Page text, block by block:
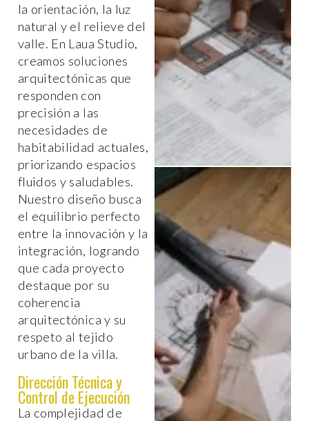
la orientación, la luz
natural y el relieve del
valle. En Laua Studio,
creamos soluciones
arquitectónicas que
responden con
precisión a las
necesidades de
habitabilidad actuales,
priorizando espacios
fluidos y saludables.
Nuestro diseño busca
el equilibrio perfecto
entre la innovación y la
integración, logrando
que cada proyecto
destaque por su
coherencia
arquitectónica y su
respeto al tejido
urbano de la villa.
Dirección Técnica y
Control de Ejecución
La complejidad de